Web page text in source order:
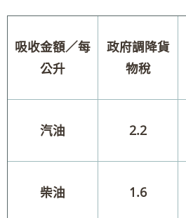
吸收金額／每
公升
政府調降貨
物稅
汽油 2.2
柴油 1.6